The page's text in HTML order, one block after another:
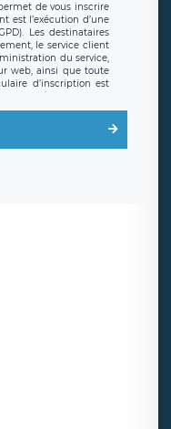
de vous inscrire
est l’exécution d’une
Les destinataires
le service client
du service,
web, ainsi que toute
d’inscription est
au RGPD. Les
que vous pouvez
et retirer votre